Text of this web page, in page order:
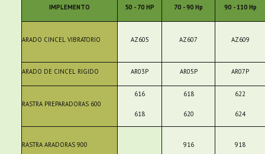
SOPORTE
CONTÁCTENOS
IMPLEMENTO 50 - 70 HP 70 - 90 Hp 90 - 110 Hp
ARADO CINCEL VIBRATORIO AZ605 AZ607 AZ609
ARADO DE CINCEL RIGIDO AR03P AR05P AR07P
RASTRA PREPARADORAS 600
616
618
618
620
622
624
RASTRA ARADORAS 900 916 918